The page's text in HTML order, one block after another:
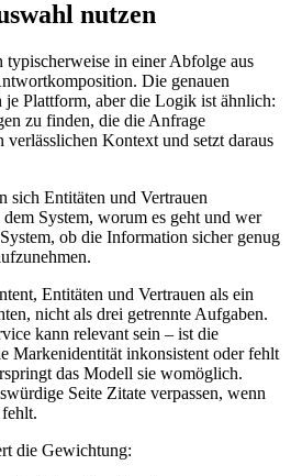
nutzen
typischerweise in einer Abfolge aus
Die genauen
je Plattform, aber die Logik ist ähnlich:
zu finden, die die Anfrage
verlässlichen Kontext und setzt daraus
sich Entitäten und Vertrauen
System, worum es geht und wer
ob die Information sicher genug
Entitäten und Vertrauen als ein
nicht als drei getrennte Aufgaben.
kann relevant sein – ist die
Markenidentität inkonsistent oder fehlt
das Modell sie womöglich.
Seite Zitate verpassen, wenn
die Gewichtung: